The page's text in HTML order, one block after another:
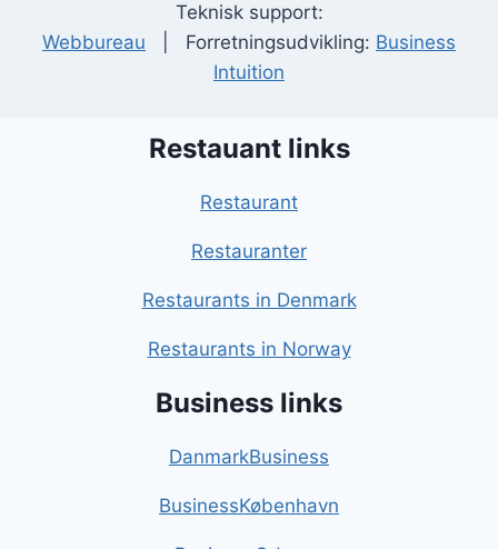
Teknisk support:
Webbureau | Forretningsudvikling: Business
Intuition
Restauant links
Restaurant
Restauranter
Restaurants in Denmark
Restaurants in Norway
Business links
DanmarkBusiness
BusinessKøbenhavn